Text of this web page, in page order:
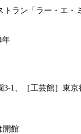
ラン「ラー・エ
年
1、［工芸館］東
開館